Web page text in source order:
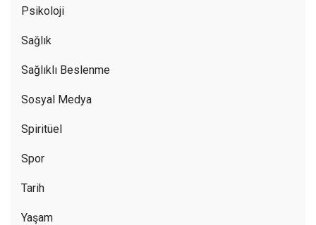
Psikoloji
Sağlık
Sağlıklı Beslenme
Sosyal Medya
Spiritüel
Spor
Tarih
Yaşam